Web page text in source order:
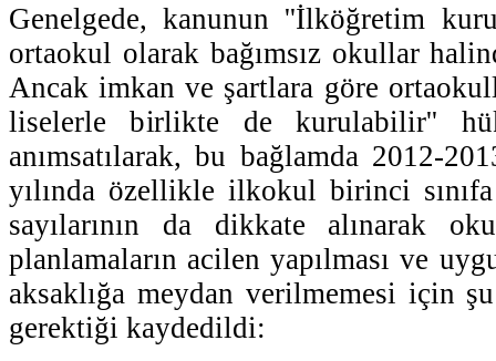
Genelgede, kanunun ''İlköğretim
ortaokul olarak bağımsız okullar
Ancak imkan ve şartlara göre
liselerle birlikte de kurulabilir''
anımsatılarak, bu bağlamda 2012-
yılında özellikle ilkokul birinci
sayılarının da dikkate alınarak
planlamaların acilen yapılması ve
aksaklığa meydan verilmemesi için
gerektiği kaydedildi: